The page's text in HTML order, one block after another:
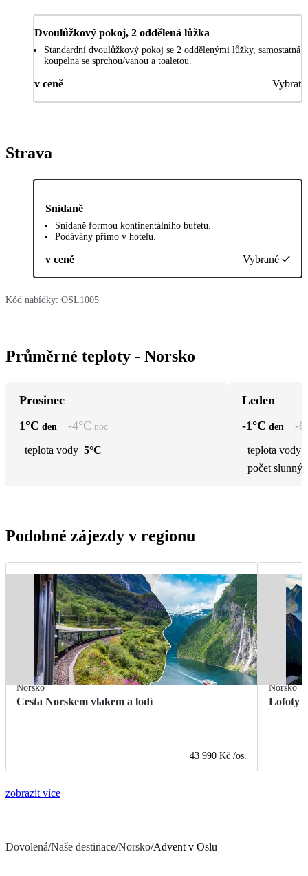
Dvoulůžkový pokoj, 2 oddělená lůžka
Standardní dvoulůžkový pokoj se 2 oddělenými lůžky, samostatná
koupelna se sprchou/vanou a toaletou.
v ceně Vybrat
Strava
Snídaně
Snídaně formou kontinentálního bufetu.
Podávány přímo v hotelu.
v ceně Vybrané
Kód nabídky: OSL1005
Průměrné teploty - Norsko
Prosinec
1°C den -4°C noc
teplota vody 5°C
Leden
-1°C den -6
teplota vody
počet
Podobné zájezdy v regionu
Norsko
Cesta Norskem vlakem a lodí
43 990 Kč /os.
Norsko
Lofoty
zobrazit více
Dovolená/Naše destinace/Norsko/Advent v Oslu